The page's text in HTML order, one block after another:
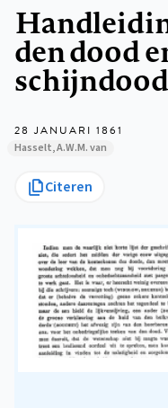
den dood
schijndood
28 JANUARI 1861
Hasselt, A.W.M. van
Citeren